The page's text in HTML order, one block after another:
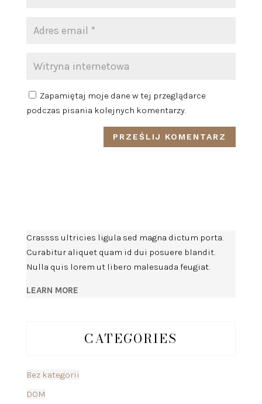
Zapamiętaj moje dane w tej przeglądarce
podczas pisania kolejnych komentarzy.
Crassss ultricies ligula sed magna dictum porta.
Curabitur aliquet quam id dui posuere blandit.
Nulla quis lorem ut libero malesuada feugiat.
LEARN MORE
CATEGORIES
Bez kategorii
DOM